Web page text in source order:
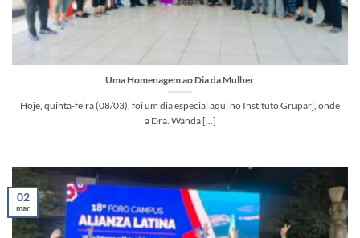
Uma Homenagem ao Dia da Mulher
Hoje, quinta-feira (08/03), foi um dia especial aqui no Instituto Gruparj, onde
a Dra. Wanda [...]
02
mar